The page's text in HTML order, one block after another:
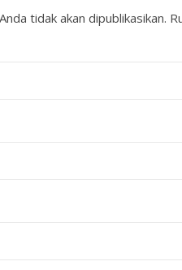
tidak akan dipublikasikan.